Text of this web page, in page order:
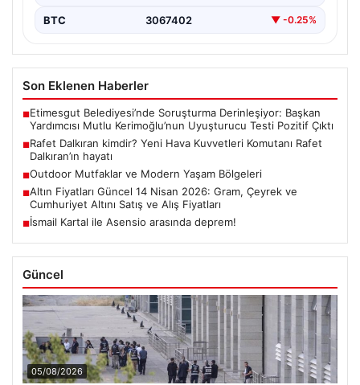
BTC 3067402 ▼ -0.25%
Son Eklenen Haberler
■Etimesgut Belediyesi’nde Soruşturma Derinleşiyor: Başkan
Yardımcısı Mutlu Kerimoğlu’nun Uyuşturucu Testi Pozitif Çıktı
■Rafet Dalkıran kimdir? Yeni Hava Kuvvetleri Komutanı Rafet
Dalkıran’ın hayatı
■Outdoor Mutfaklar ve Modern Yaşam Bölgeleri
■Altın Fiyatları Güncel 14 Nisan 2026: Gram, Çeyrek ve
Cumhuriyet Altını Satış ve Alış Fiyatları
■İsmail Kartal ile Asensio arasında deprem!
Güncel
05/08/2026